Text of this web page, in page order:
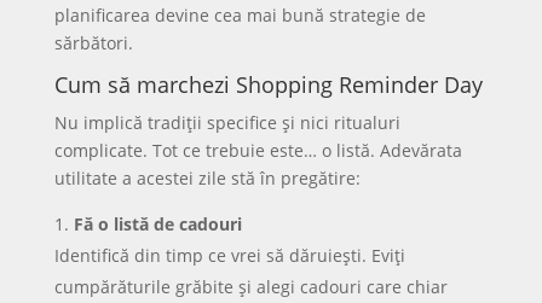
planificarea devine cea mai bună strategie de
sărbători.
Cum să marchezi Shopping Reminder Day
Nu implică tradiții specifice și nici ritualuri
complicate. Tot ce trebuie este… o listă. Adevărata
utilitate a acestei zile stă în pregătire:
Fă o listă de cadouri
Identifică din timp ce vrei să dăruiești. Eviți
cumpărăturile grăbite și alegi cadouri care chiar